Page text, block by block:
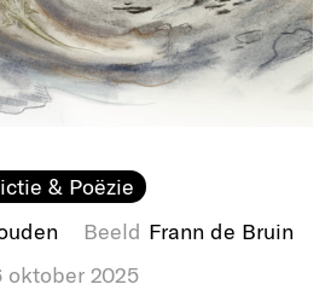
& Poëzie
Beeld Frann de Bruin
oktober 2025